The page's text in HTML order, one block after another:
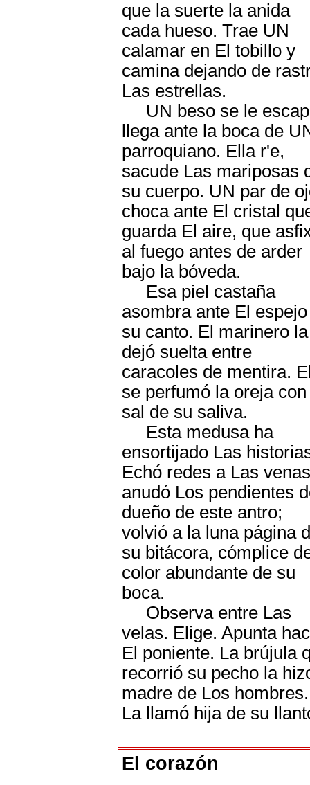
que la suerte la anida
cada hueso. Trae UN
calamar en El tobillo y
camina dejando de
Las estrellas.
UN beso se le
llega ante la boca de
parroquiano. Ella r'e,
sacude Las mariposas
su cuerpo. UN par de
choca ante El cristal
guarda El aire, que
al fuego antes de arder
bajo la bóveda.
Esa piel castaña
asombra ante El
su canto. El marinero la
dejó suelta entre
caracoles de mentira.
se perfumó la oreja
sal de su saliva.
Esta medusa ha
ensortijado Las
Echó redes a Las
anudó Los pendientes
dueño de este antro;
volvió a la luna página
su bitácora, cómplice
color abundante de su
boca.
Observa entre Las
velas. Elige. Apunta
El poniente. La brújula
recorrió su pecho la
madre de Los hombres.
La llamó hija de su
El corazón